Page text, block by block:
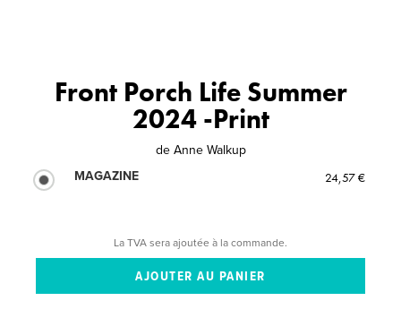
Front Porch Life Summer
2024 -Print
de Anne Walkup
MAGAZINE
24,57 €
La TVA sera ajoutée à la commande.